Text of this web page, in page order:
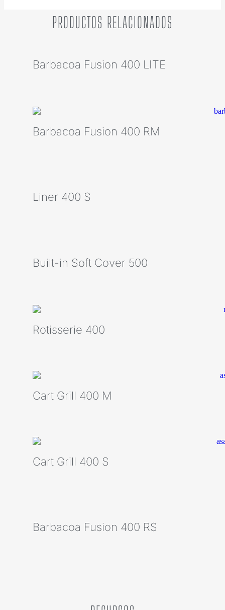
PRODUCTOS RELACIONADOS
Barbacoa Fusion 400 LITE
Barbacoa Fusion 400 RM
Liner 400 S
Built-in Soft Cover 500
Rotisserie 400
Cart Grill 400 M
Cart Grill 400 S
Barbacoa Fusion 400 RS